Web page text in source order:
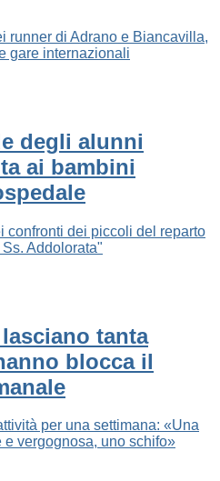
runner di Adrano e Biancavilla,
gare internazionali
degli alunni
ai bambini
confronti dei piccoli del reparto
Addolorata"
tanta
blocca il
per una settimana: «Una
vergognosa, uno schifo»